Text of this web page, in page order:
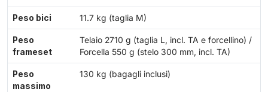
Peso bici 11.7 kg (taglia M)
Peso
frameset
Telaio 2710 g (taglia L, incl. TA e forcellino) /
Forcella 550 g (stelo 300 mm, incl. TA)
Peso
massimo
130 kg (bagagli inclusi)